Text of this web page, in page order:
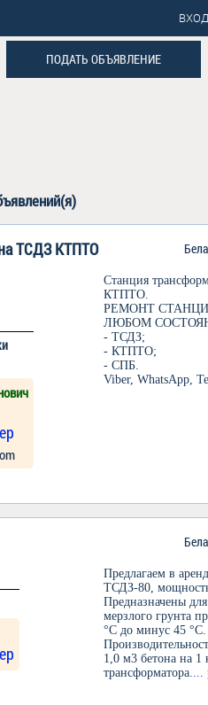
ВХОД
ПОДАТЬ ОБЪЯВЛЕНИЕ
ТСДЗ КТПТО
Станция
КТПТО.
РЕМОНТ
ЛЮБОМ
- ТСДЗ;
- КТПТО;
- СПБ.
Viber, WhatsApp,
Предлагаем в
ТСДЗ-80,
Предназначены
мерзлого грунта
°С до минус 45 °С.
1,0 м3 бетона на 1
трансформатора....